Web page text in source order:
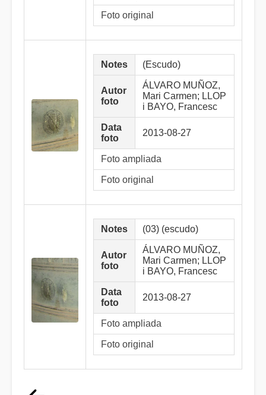
Foto original
Notes (Escudo)
Autor
foto
ÁLVARO MUÑOZ,
Mari Carmen; LLOP
i BAYO, Francesc
Data
foto
2013-08-27
Foto ampliada
Foto original
Notes (03) (escudo)
Autor
foto
ÁLVARO MUÑOZ,
Mari Carmen; LLOP
i BAYO, Francesc
Data
foto
2013-08-27
Foto ampliada
Foto original